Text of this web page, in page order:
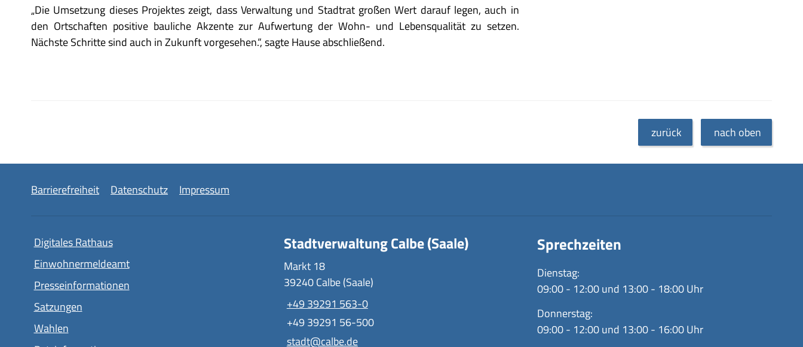
„Die Umsetzung dieses Projektes zeigt, dass Verwaltung und Stadtrat großen Wert darauf legen, auch in
den Ortschaften positive bauliche Akzente zur Aufwertung der Wohn- und Lebensqualität zu setzen.
Nächste Schritte sind auch in Zukunft vorgesehen.“, sagte Hause abschließend.
zurück nach oben
Barrierefreiheit Datenschutz Impressum
Digitales Rathaus
Einwohnermeldeamt
Presseinformationen
Satzungen
Wahlen
Stadtverwaltung Calbe (Saale)
Markt 18
39240 Calbe (Saale)
+49 39291 563-0
+49 39291 56-500
stadt@calbe.de
Sprechzeiten
Dienstag:
09:00 - 12:00 und 13:00 - 18:00 Uhr
Donnerstag:
09:00 - 12:00 und 13:00 - 16:00 Uhr